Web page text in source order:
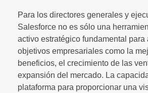
Para los directores generales y
Salesforce no es sólo una
activo estratégico fundamental para
objetivos empresariales como la
beneficios, el crecimiento de las
expansión del mercado. La
plataforma para proporcionar una